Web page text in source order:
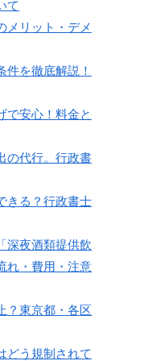
て
メリット・デメ
件を徹底解説！
で安心！料金と
の代行。行政書
きる？行政書士
深夜酒類提供飲
れ・費用・注意
？東京都・各区
どう規制されて